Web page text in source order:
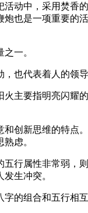
动中，采用焚香
也是一项重要的
一。
也代表着人的领导
主要指明亮闪耀
创新思维的特点
虑。
行属性非常弱，
生冲突。
的组合和五行相